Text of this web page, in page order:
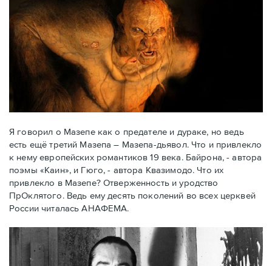
Я говорил о Мазепе как о предателе и дураке, но ведь
есть ещё третий Мазепа – Мазепа-дьявол. Что и привлекло
к нему европейских романтиков 19 века. Байрона, - автора
поэмы «Каин», и Гюго, - автора Квазимодо. Что их
привлекло в Мазепе? Отверженность и уродство
ПрОклятого. Ведь ему десять поколений во всех церквей
России читалась АНАФЕМА.